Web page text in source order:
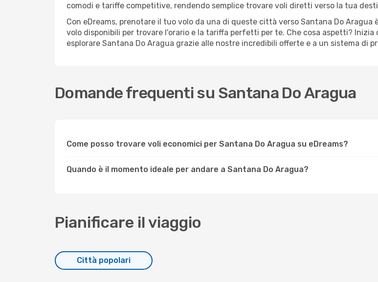
comodi e tariffe competitive, rendendo semplice trovare voli diretti verso la tua
Con eDreams, prenotare il tuo volo da una di queste città verso Santana Do
volo disponibili per trovare l'orario e la tariffa perfetti per te. Che cosa aspetti? Inizia
esplorare Santana Do Aragua grazie alle nostre incredibili offerte e a un sistema di
Domande frequenti su Santana Do Aragua
Come posso trovare voli economici per Santana Do Aragua su eDreams?
Quando è il momento ideale per andare a Santana Do Aragua?
Pianificare il viaggio
Città popolari